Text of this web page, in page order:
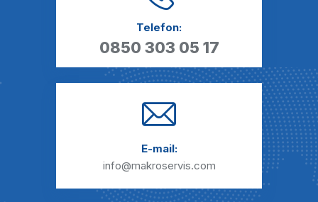
Telefon:
0850 303 05 17
E-mail:
info@makroservis.com